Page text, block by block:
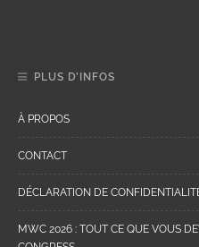
PLUS D’INFOS
À PROPOS
CONTACT
DÉCLARATION DE
MWC 2026 : TOUT CE QUE VOUS